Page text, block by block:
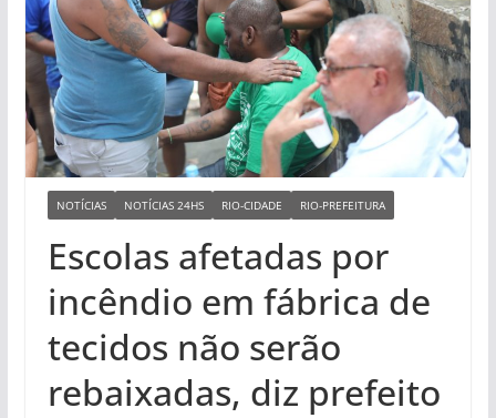
NOTÍCIAS NOTÍCIAS 24HS RIO-CIDADE RIO-PREFEITURA
Escolas afetadas por
incêndio em fábrica de
tecidos não serão
rebaixadas, diz prefeito